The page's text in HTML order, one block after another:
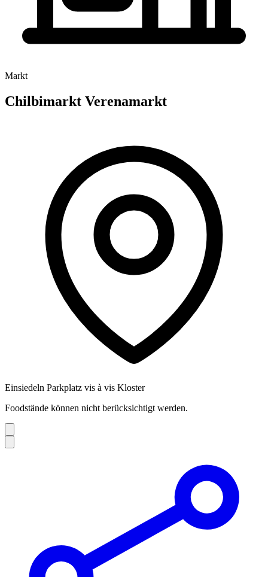
Markt
Chilbimarkt Verenamarkt
Einsiedeln Parkplatz vis à vis Kloster
Foodstände können nicht berücksichtigt werden.